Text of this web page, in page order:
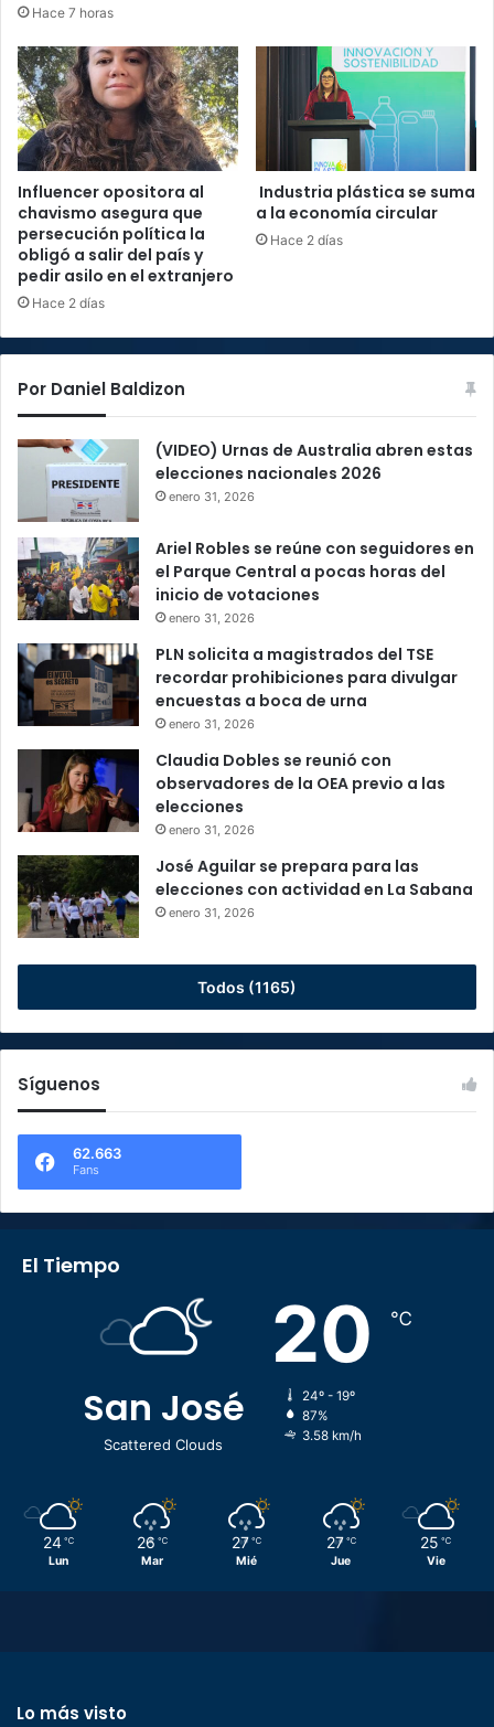
Hace 7 horas
Influencer opositora al
chavismo asegura que
persecución política la
obligó a salir del país y
pedir asilo en el extranjero
Hace 2 días
Industria plástica se suma
a la economía circular
Hace 2 días
Por Daniel Baldizon
(VIDEO) Urnas de Australia abren estas
elecciones nacionales 2026
enero 31, 2026
Ariel Robles se reúne con seguidores en
el Parque Central a pocas horas del
inicio de votaciones
enero 31, 2026
PLN solicita a magistrados del TSE
recordar prohibiciones para divulgar
encuestas a boca de urna
enero 31, 2026
Claudia Dobles se reunió con
observadores de la OEA previo a las
elecciones
enero 31, 2026
José Aguilar se prepara para las
elecciones con actividad en La Sabana
enero 31, 2026
Todos (1165)
Síguenos
62.663
Fans
El Tiempo
San José
Scattered Clouds
20 ℃
24º - 19º
87%
3.58 km/h
24 ℃
Lun
26 ℃
Mar
27 ℃
Mié
27 ℃
Jue
25 ℃
Vie
Lo más visto